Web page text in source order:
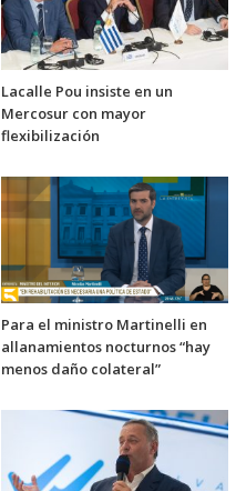
Lacalle Pou insiste en un
Mercosur con mayor
flexibilización
Para el ministro Martinelli en
allanamientos nocturnos “hay
menos daño colateral”